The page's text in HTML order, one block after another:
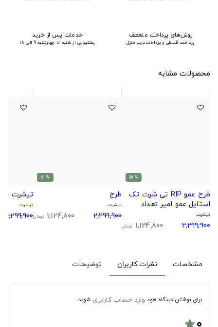
روش‌های پرداخت منعطف
پرداخت قسطی و پرداخت درب منزل
خدمات پس از خرید
پشتیبانی از شنبه تا چهارشنبه 9 الی 18
محصولات مشابه
% 51
طرح عمو RIP تی شرت تک
استایل عمو امیر تعداد
محدود!!!
تیشرت
2,299,900
1,124,800 تومان
% 51
طرح
تیشرت
2,299,900
1,124,800 تومان
تیشرت
تیشرت
2,299,900
مشخصات نظرات کاربران توضیحات
برای نوشتن دیدگاه خود وارد حساب کاربری شوید.
star